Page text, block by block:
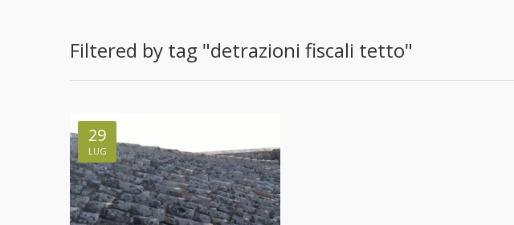
Filtered by tag "detrazioni fiscali tetto"
29
LUG